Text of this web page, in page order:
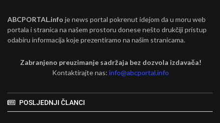
ABCPORTAL.info je news portal pokrenut idejom da u moru web
portala i stranica na našem prostoru donese nešto drukčiji pristup
odabiru informacija koje prezentiramo na našim stranicama.
Zabranjeno preuzimanje sadržaja bez dozvola izdavača!
Kontaktirajte nas:info@abcportal.info
POSLJEDNJI ČLANCI